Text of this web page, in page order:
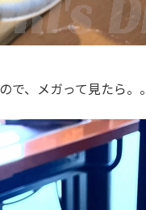
で、メガって見たら。。